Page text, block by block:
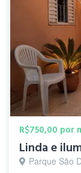
R$750,00 por
Parque São